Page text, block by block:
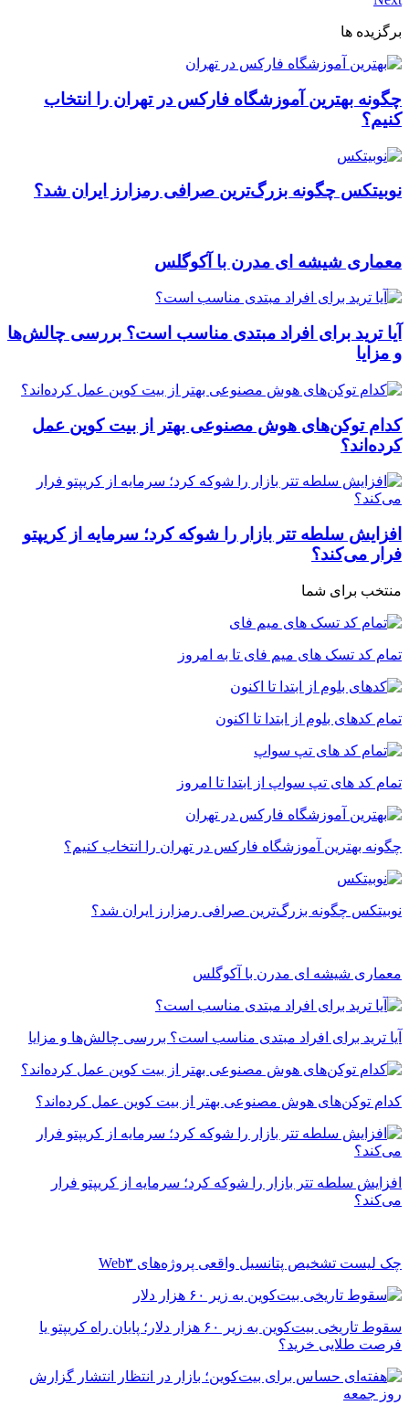
برگزیده ها
چگونه بهترین آموزشگاه فارکس در تهران را انتخاب
کنیم؟
نوبیتکس چگونه بزرگ‌ترین صرافی رمزارز ایران شد؟
معماری شیشه ای مدرن با آکوگلس
آیا ترید برای افراد مبتدی مناسب است؟ بررسی چالش‌ها
و مزایا
کدام توکن‌های هوش مصنوعی بهتر از بیت کوین عمل
کرده‌اند؟
افزایش سلطه تتر بازار را شوکه کرد؛ سرمایه از کریپتو
فرار می‌کند؟
منتخب برای شما
تمام کد تسک های میم فای تا به امروز
تمام کدهای بلوم از ابتدا تا اکنون
تمام کد های تپ سواپ از ابتدا تا امروز
چگونه بهترین آموزشگاه فارکس در تهران را انتخاب کنیم؟
نوبیتکس چگونه بزرگ‌ترین صرافی رمزارز ایران شد؟
معماری شیشه ای مدرن با آکوگلس
آیا ترید برای افراد مبتدی مناسب است؟ بررسی چالش‌ها و مزایا
کدام توکن‌های هوش مصنوعی بهتر از بیت کوین عمل کرده‌اند؟
افزایش سلطه تتر بازار را شوکه کرد؛ سرمایه از کریپتو فرار
می‌کند؟
چک ‌لیست تشخیص پتانسیل واقعی پروژه‌های Web۳
سقوط تاریخی بیت‌کوین به زیر ۶۰ هزار دلار؛ پایان راه کریپتو یا
فرصت طلایی خرید؟